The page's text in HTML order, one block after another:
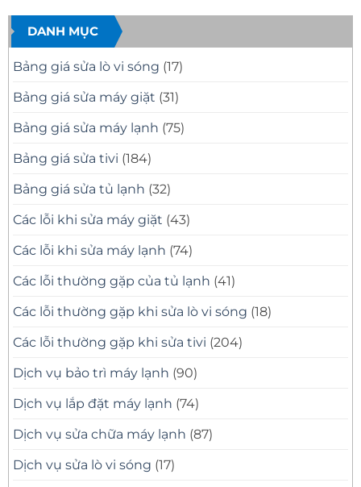
Báo
Giá
Minh
Bạch
Tín
–
Có
Mặt
Nhanh,
Sửa
Bệnh
Tại
Nhà
Quận
10
Uy
Tín
Mặt
Nhanh
30
Phút
luận
ở
Dịch
Vụ
Sửa
Tivi
Tại
Nhà
8
Chuyên
DANH MỤC
Bảng giá sửa lò vi sóng (17)
Bảng giá sửa máy giặt (31)
Bảng giá sửa máy lạnh (75)
Bảng giá sửa tivi (184)
Bảng giá sửa tủ lạnh (32)
Các lỗi khi sửa máy giặt (43)
Các lỗi khi sửa máy lạnh (74)
Các lỗi thường gặp của tủ lạnh (41)
Các lỗi thường gặp khi sửa lò vi sóng (18)
Các lỗi thường gặp khi sửa tivi (204)
Dịch vụ bảo trì máy lạnh (90)
Dịch vụ lắp đặt máy lạnh (74)
Dịch vụ sửa chữa máy lạnh (87)
Dịch vụ sửa lò vi sóng (17)